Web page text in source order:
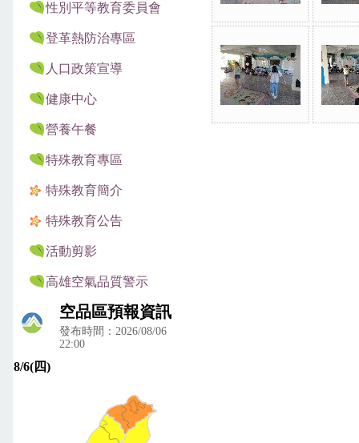
性別平等教育委員會
登革熱防治專區
人口政策宣導
健康中心
營養午餐
特殊教育專區
特殊教育簡介
特殊教育公告
活動剪影
高雄空氣品質警示